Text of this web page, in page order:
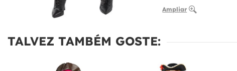
Ampliar
TALVEZ TAMBÉM GOSTE: